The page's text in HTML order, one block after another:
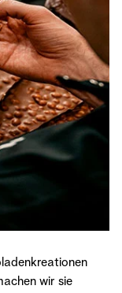
wir sie